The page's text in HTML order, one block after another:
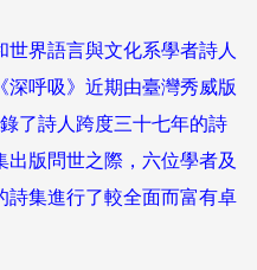
界語言與文化系學者詩人
呼吸》近期由臺灣秀威版
了詩人跨度三十七年的詩
出版問世之際，六位學者及
詩集進行了較全面而富有卓